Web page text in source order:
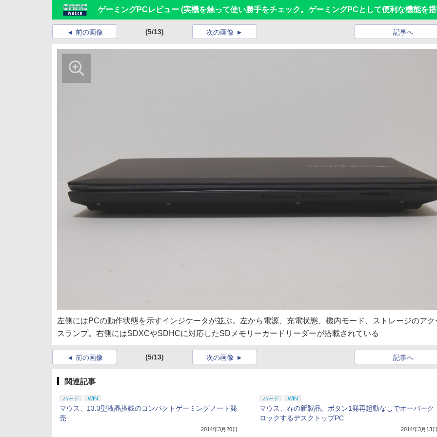
ゲーミングPCレビュー (実機を触って使い勝手をチェック。ゲーミングPCとして便利な機能を
前の画像 (5/13) 記事へ
次の画像
左側にはPCの動作状態を示すインジケータが並ぶ。左から電源、充電状態、機内モード、ストレージのアク
スランプ。右側にはSDXCやSDHCに対応したSDメモリーカードリーダーが搭載されている
前の画像 (5/13) 記事へ
次の画像
関連記事
ハード WIN
マウス、13.3型液晶搭載のコンパクトゲーミングノート発
売
2014年3月20日
ハード WIN
マウス、春の新製品。ボタン1発再起動なしでオーバーク
ロックするデスクトップPC
2014年3月13日